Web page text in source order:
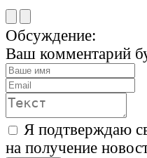
Обсуждение:
Ваш комментарий
Я подтверждаю
на получение